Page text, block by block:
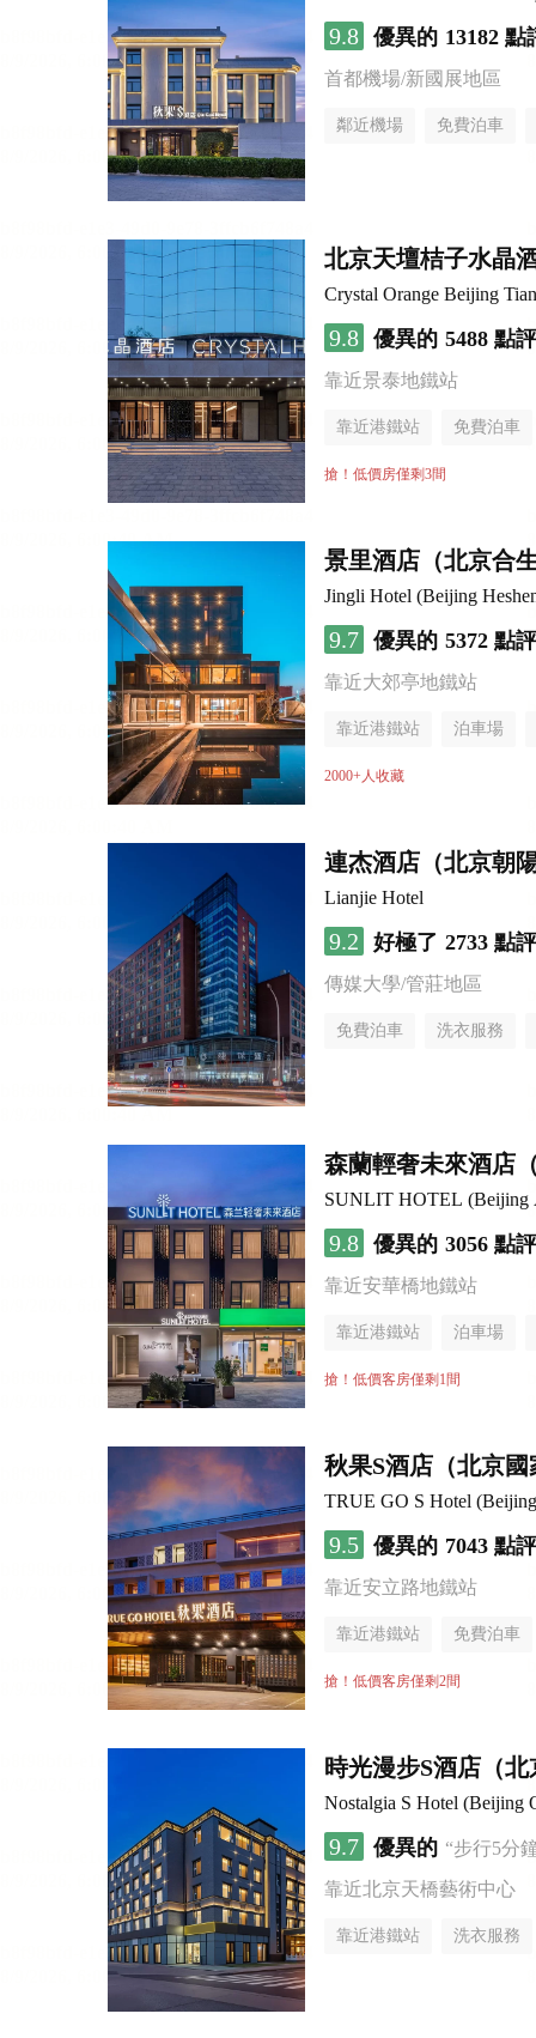
9.8 優異的 13182 點
首都機場/新國展地區
鄰近機場 免費泊車
北京天壇桔子水晶
Crystal Orange Beijing
9.8 優異的 5488 點評
靠近景泰地鐵站
靠近港鐵站 免費泊車
行李寄存服務
搶！低價房僅剩3間
景里酒店（北京合
Jingli Hotel (Beijing
9.7 優異的 5372 點評
靠近大郊亭地鐵站
靠近港鐵站 泊車場
無煙樓層
2000+人收藏
連杰酒店（北京朝
Lianjie Hotel
9.2 好極了 2733 點評
傳媒大學/管莊地區
免費泊車 洗衣服務
森蘭輕奢未來酒店
SUNLIT HOTEL (Beijing
9.8 優異的 3056 點評
靠近安華橋地鐵站
靠近港鐵站 泊車場
搶！低價客房僅剩1間
秋果S酒店（北京
TRUE GO S Hotel
9.5 優異的 7043 點評
靠近安立路地鐵站
靠近港鐵站 免費泊車
行李寄存服務
搶！低價客房僅剩2間
時光漫步S酒店（
Nostalgia S Hotel (Beijing
9.7 優異的 “步行5分
靠近北京天橋藝術中心
靠近港鐵站 洗衣服務